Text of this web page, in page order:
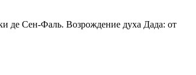
де Сен-Фаль. Возрождение духа Дада: от